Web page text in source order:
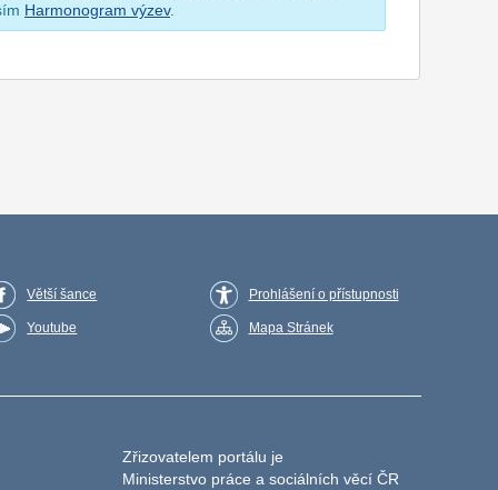
Harmonogram výzev.
Větší šance
Youtube
Prohlášení o přístupnosti
Mapa Stránek
Zřizovatelem portálu je
Ministerstvo práce a sociálních věcí ČR